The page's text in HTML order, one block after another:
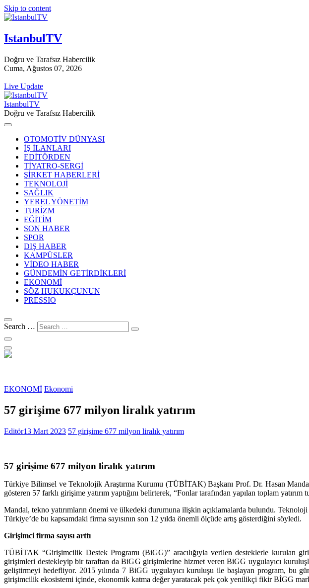
Skip to content
IstanbulTV
Doğru ve Tarafsız Habercilik
Cuma, Ağustos 07, 2026
Live Update
IstanbulTV
Doğru ve Tarafsız Habercilik
OTOMOTİV DÜNYASI
İŞ İLANLARI
EDİTÖRDEN
TİYATRO-SERGİ
ŞİRKET HABERLERİ
TEKNOLOJİ
SAĞLIK
YEREL YÖNETİM
TURİZM
EĞİTİM
SON HABER
SPOR
DIŞ HABER
KAMPÜSLER
VİDEO HABER
GÜNDEMİN GETİRDİKLERİ
EKONOMİ
SÖZ HUKUKÇUNUN
PRESSIO
Search …
EKONOMİ Ekonomi
57 girişime 677 milyon liralık yatırım
Editör13 Mart 2023 57 girişime 677 milyon liralık yatırım
57 girişime 677 milyon liralık yatırım
Türkiye Bilimsel ve Teknolojik Araştırma Kurumu (TÜBİTAK) Başkanı Prof. Dr. Hasan
gösteren 57 farklı girişime yatırım yaptığını belirterek, “Fonlar tarafından yapılan toplam
Mandal, tekno yatırımların önemi ve ülkedeki durumuna ilişkin açıklamalarda bulundu.
Türkiye’de bu kapsamdaki firma sayısının son 12 yılda önemli ölçüde artış gösterdiğini söyledi.
Girişimci firma sayısı arttı
TÜBİTAK “Girişimcilik Destek Programı (BiGG)” aracılığıyla verilen desteklerle kurulan
girişimleri destekleyip bir taraftan da BiGG girişimlerine hizmet veren BiGG uygulayıcı
geliştirmeyi hedefliyor. 2015 yılında 7 BiGG uygulayıcı kuruluşu ile başlayan program, bu
girişimcilik ekosistemi içinde, ekonomik katma değer yaratacak pek çok yenilikçi fikir BİGG